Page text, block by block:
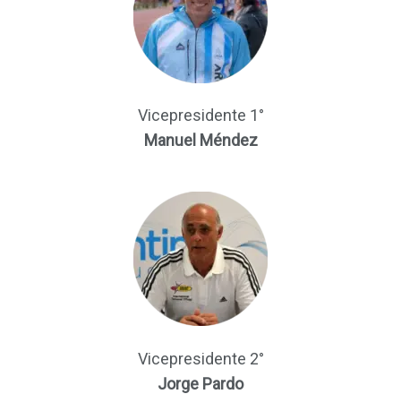
Vicepresidente 1°
Manuel Méndez
Vicepresidente 2°
Jorge Pardo